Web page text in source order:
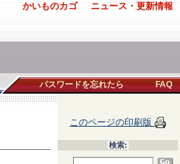
かいものカゴ ニュース・更新情報
パスワードを忘れたら FAQ
このページの印刷版
検索: